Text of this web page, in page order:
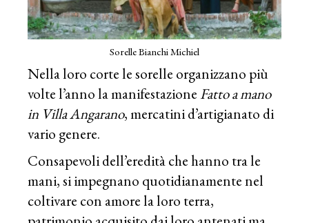
Sorelle Bianchi Michiel
Nella loro corte le sorelle organizzano più
volte l’anno la manifestazione Fatto a mano
in Villa Angarano, mercatini d’artigianato di
vario genere.
Consapevoli dell’eredità che hanno tra le
mani, si impegnano quotidianamente nel
coltivare con amore la loro terra,